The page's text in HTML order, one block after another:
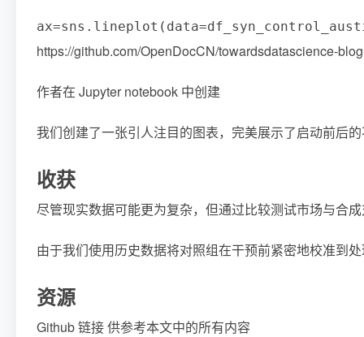
ax=sns . lineplot ( data=
https://github.com/OpenDocCN/towardsdatascience-
作者在 Jupyter notebook 中创建
我们创建了一张引人注目的图表，完美展示了启动前后
收获
尽管现实数据可能更为复杂，但通过比较测试市场与合
由于我们使用历史数据将对照组在干预前紧密地校准到
资源
Github 链接 供参考本文中的所有内容